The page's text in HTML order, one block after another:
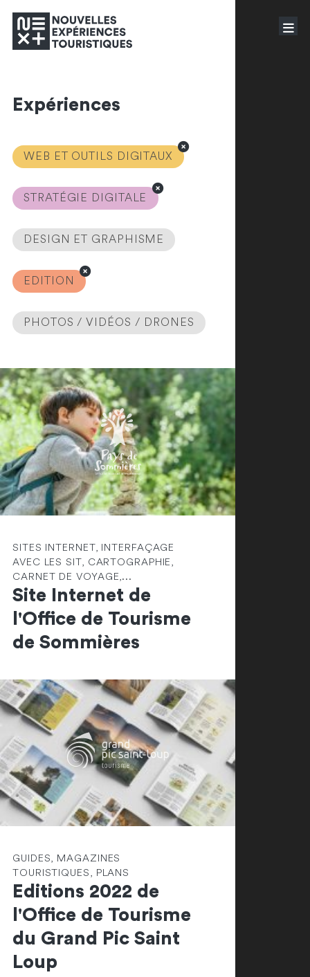
Expériences
WEB ET OUTILS DIGITAUX
STRATÉGIE DIGITALE
DESIGN ET GRAPHISME
EDITION
PHOTOS / VIDÉOS / DRONES
SITES INTERNET, INTERFAÇAGE
AVEC LES SIT, CARTOGRAPHIE,
CARNET DE VOYAGE,...
Site Internet de
l'Office de Tourisme
de Sommières
GUIDES, MAGAZINES
TOURISTIQUES, PLANS
Editions 2022 de
l'Office de Tourisme
du Grand Pic Saint
Loup